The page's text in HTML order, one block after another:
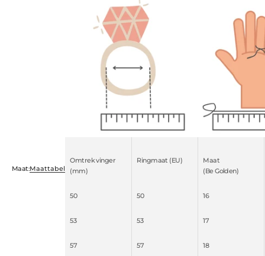
Maat:Maattabel
Omtrek vinger
(mm)
Ringmaat (EU)
Maat
(Be Golden)
50 50 16
53 53 17
57 57 18